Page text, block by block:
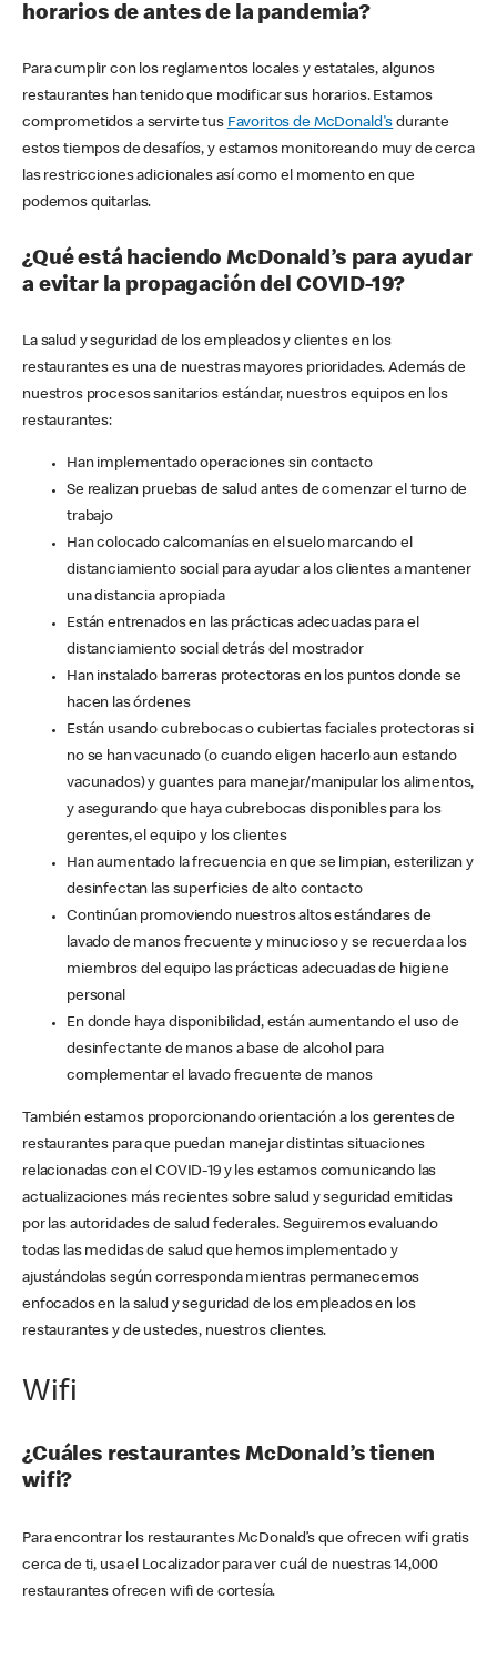
horarios de antes de la pandemia?
Para cumplir con los reglamentos locales y estatales, algunos
restaurantes han tenido que modificar sus horarios. Estamos
comprometidos a servirte tus Favoritos de McDonald's durante
estos tiempos de desafíos, y estamos monitoreando muy de cerca
las restricciones adicionales así como el momento en que
podemos quitarlas.
¿Qué está haciendo McDonald’s para ayudar
a evitar la propagación del COVID-19?
La salud y seguridad de los empleados y clientes en los
restaurantes es una de nuestras mayores prioridades. Además de
nuestros procesos sanitarios estándar, nuestros equipos en los
restaurantes:
Han implementado operaciones sin contacto
Se realizan pruebas de salud antes de comenzar el turno de
trabajo
Han colocado calcomanías en el suelo marcando el
distanciamiento social para ayudar a los clientes a mantener
una distancia apropiada
Están entrenados en las prácticas adecuadas para el
distanciamiento social detrás del mostrador
Han instalado barreras protectoras en los puntos donde se
hacen las órdenes
Están usando cubrebocas o cubiertas faciales protectoras si
no se han vacunado (o cuando eligen hacerlo aun estando
vacunados) y guantes para manejar/manipular los alimentos,
y asegurando que haya cubrebocas disponibles para los
gerentes, el equipo y los clientes
Han aumentado la frecuencia en que se limpian, esterilizan y
desinfectan las superficies de alto contacto
Continúan promoviendo nuestros altos estándares de
lavado de manos frecuente y minucioso y se recuerda a los
miembros del equipo las prácticas adecuadas de higiene
personal
En donde haya disponibilidad, están aumentando el uso de
desinfectante de manos a base de alcohol para
complementar el lavado frecuente de manos
También estamos proporcionando orientación a los gerentes de
restaurantes para que puedan manejar distintas situaciones
relacionadas con el COVID-19 y les estamos comunicando las
actualizaciones más recientes sobre salud y seguridad emitidas
por las autoridades de salud federales. Seguiremos evaluando
todas las medidas de salud que hemos implementado y
ajustándolas según corresponda mientras permanecemos
enfocados en la salud y seguridad de los empleados en los
restaurantes y de ustedes, nuestros clientes.
Wifi
¿Cuáles restaurantes McDonald’s tienen
wifi?
Para encontrar los restaurantes McDonald’s que ofrecen wifi gratis
cerca de ti, usa el Localizador para ver cuál de nuestras 14,000
restaurantes ofrecen wifi de cortesía.